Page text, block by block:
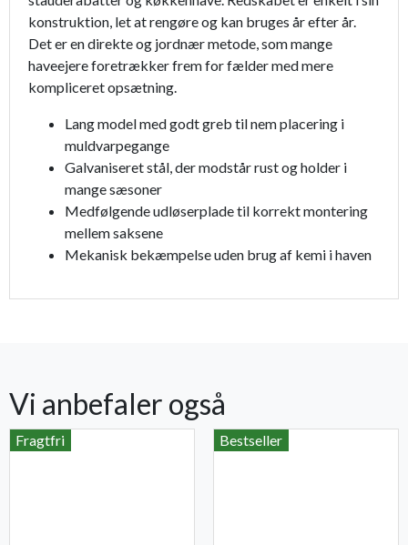
konstruktion, let at rengøre og kan bruges år efter år.
Det er en direkte og jordnær metode, som mange
haveejere foretrækker frem for fælder med mere
kompliceret opsætning.
Lang model med godt greb til nem placering i
muldvarpegange
Galvaniseret stål, der modstår rust og holder i
mange sæsoner
Medfølgende udløserplade til korrekt montering
mellem saksene
Mekanisk bekæmpelse uden brug af kemi i haven
Vi anbefaler også
Fragtfri Bestseller